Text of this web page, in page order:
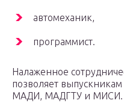
автомеханик,
программист.
Налаженное
позволяет
МАДИ, МАДГТУ и МИСИ.